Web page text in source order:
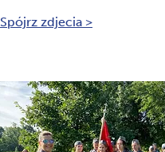
Spójrz zdjecia >